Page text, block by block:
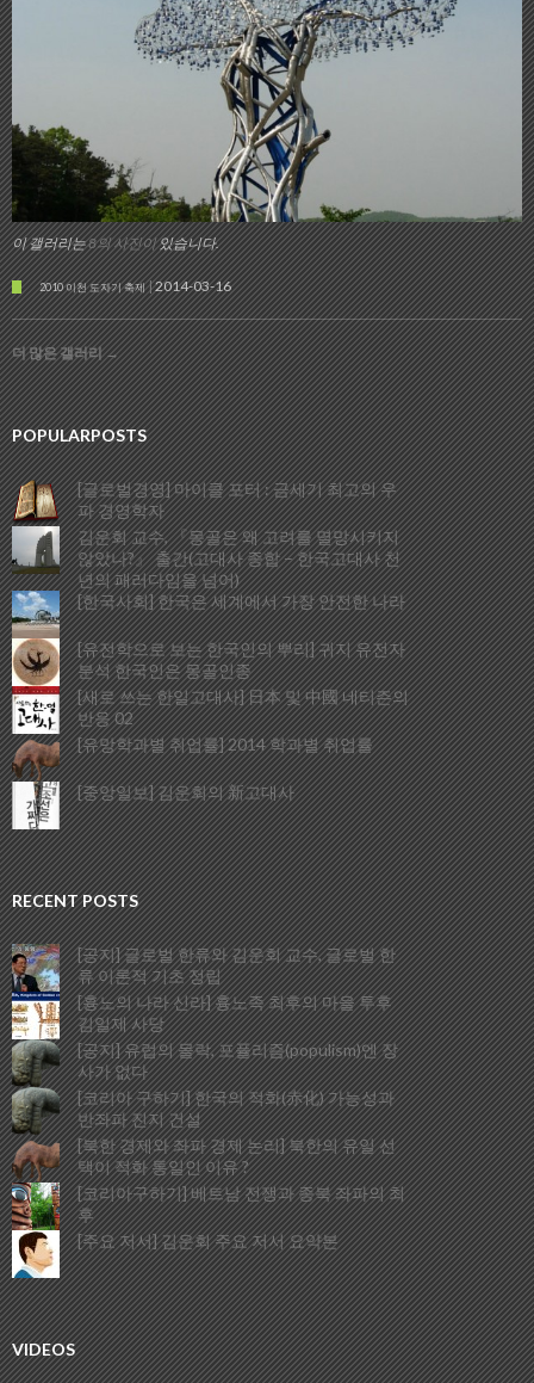
이 갤러리는8의 사진이있습니다.
2010 이천 도자기 축제 2014-03-16
더 많은 갤러리→
POPULARPOSTS
[글로벌경영] 마이클 포터 : 금세기 최고의 우
파 경영학자
김운회 교수, 『몽골은 왜 고려를 멸망시키지
않았나?』 출간(고대사 종합 – 한국고대사 천
년의 패러다임을 넘어)
[한국사회] 한국은 세계에서 가장 안전한 나라
[유전학으로 보는 한국인의 뿌리] 귀지 유전자
분석 한국인은 몽골인종
[새로 쓰는 한일고대사] 日本 및 中國 네티즌의
반응 02
[유망학과별 취업률] 2014 학과별 취업률
[중앙일보] 김운회의 新고대사
RECENT POSTS
[공지] 글로벌 한류와 김운회 교수, 글로벌 한
류 이론적 기초 정립
[흉노의 나라 신라] 흉노족 최후의 마을 투후
김일제 사당
[공지] 유럽의 몰락, 포퓰리즘(populism)엔 장
사가 없다
[코리아 구하기] 한국의 적화(赤化) 가능성과
반좌파 진지 건설
[북한 경제와 좌파 경제 논리] 북한의 유일 선
택이 적화 통일인 이유 ?
[코리아구하기] 베트남 전쟁과 종북 좌파의 최
후
[주요 저서] 김운회 주요 저서 요약본
VIDEOS